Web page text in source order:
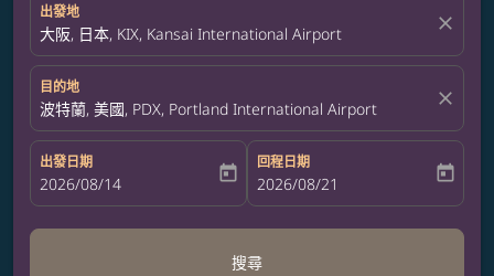
出發地
大阪, 日本, KIX, Kansai International Airport close
目的地
波特蘭, 美國, PDX, Portland International Airport close
出發日期
fc-booking-departure-date-aria-label
2026/08/14 today
回程日期
fc-booking-return-date-aria-label
2026/08/21 today
搜尋